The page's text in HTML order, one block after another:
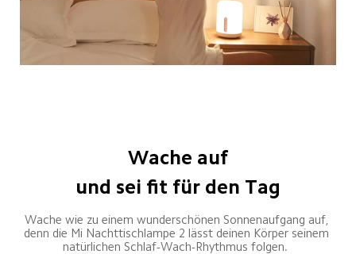
Wache auf
und sei fit für den Tag
Wache wie zu einem wunderschönen Sonnenaufgang auf,
denn die Mi Nachttischlampe 2 lässt deinen Körper seinem
natürlichen Schlaf-Wach-Rhythmus folgen.